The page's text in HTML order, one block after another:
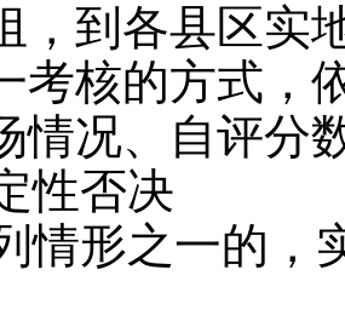
，到 各县区实
考核的方式，
情况、
自评分
性否决
情形之一的，